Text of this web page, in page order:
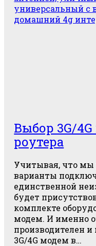
Выбор 3G/
роутера
Учитывая, что мы
варианты
единственной
будет
комплекте
модем. И именно
производителен
3G/4G модем в…